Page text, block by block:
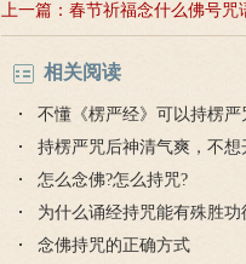
上一篇： 春节祈福念什么佛号咒
相关阅读
不懂《楞严经》可以持楞严
持楞严咒后神清气爽，不
怎么念佛?怎么持咒?
为什么诵经持咒能有殊胜功
念佛持咒的正确方式